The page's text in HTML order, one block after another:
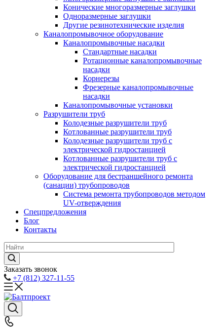
Конические многоразмерные заглушки
Одноразмерные заглушки
Другие резинотехнические изделия
Каналопромывочное оборудование
Каналопромывочные насадки
Стандартные насадки
Ротационные каналопромывочные
насадки
Корнерезы
Фрезерные каналопромывочные
насадки
Каналопромывочные установки
Разрушители труб
Колодезные разрушители труб
Котлованные разрушители труб
Колодезные разрушители труб с
электрической гидростанцией
Котлованные разрушители труб с
электрической гидростанцией
Оборудование для бестраншейного ремонта
(санации) трубопроводов
Система ремонта трубопроводов методом
UV-отверждения
Спецпредложения
Блог
Контакты
Заказать звонок
+7 (812) 327-11-55